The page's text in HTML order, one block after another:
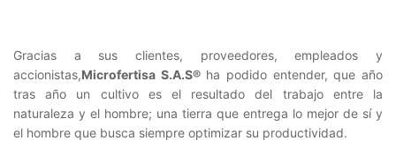
Gracias a sus clientes, proveedores, empleados y
accionistas,Microfertisa S.A.S®ha podido entender, que año
tras año un cultivo es el resultado del trabajo entre la
naturaleza y el hombre; una tierra que entrega lo mejor de sí y
el hombre que busca siempre optimizar su productividad.